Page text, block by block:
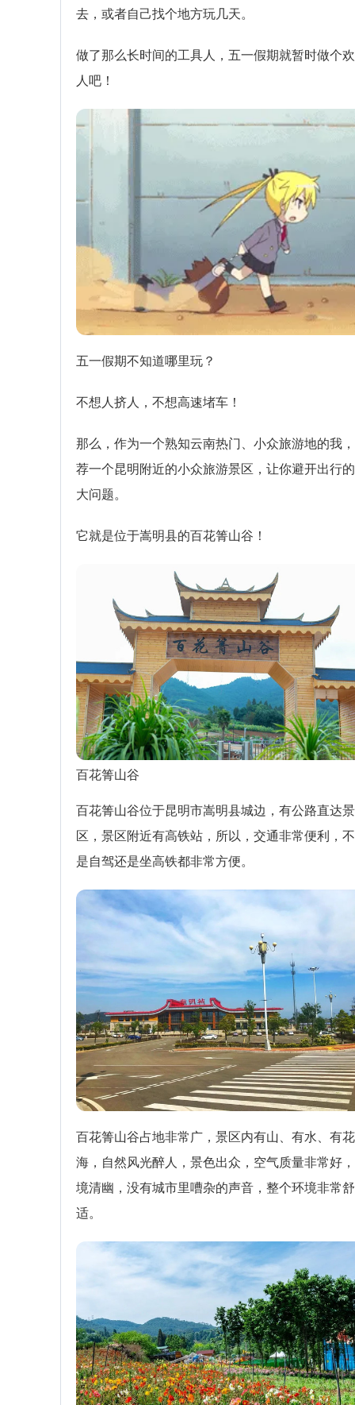
去，或者自己找个地方玩几天。
做了那么长时间的工具人，五一假期就暂时做个
人吧！
五一假期不知道哪里玩？
不想人挤人，不想高速堵车！
那么，作为一个熟知云南热门、小众旅游地的我
荐一个昆明附近的小众旅游景区，让你避开出行
大问题。
它就是位于嵩明县的百花箐山谷！
百花箐山谷
百花箐山谷位于昆明市嵩明县城边，有公路直达景
区，景区附近有高铁站，所以，交通非常便利，
是自驾还是坐高铁都非常方便。
百花箐山谷占地非常广，景区内有山、有水、有花
海，自然风光醉人，景色出众，空气质量非常好
境清幽，没有城市里嘈杂的声音，整个环境非常舒
适。